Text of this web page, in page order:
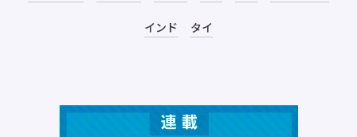
インド タイ